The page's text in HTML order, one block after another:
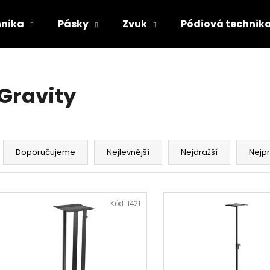
Pásky Zvuk Pódiová
Ř
Doporučujeme Nejlevnější Nejdražší
Kód:1421
Doporučujeme